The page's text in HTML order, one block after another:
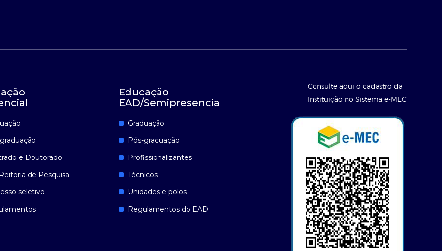
e Doutorado
de Pesquisa
seletivo
Educação
EAD/Semipresencial
Graduação
Pós-graduação
Profissionalizantes
Técnicos
Unidades e polos
Regulamentos do EAD
Consulte aqui o cadastro da
Instituição no Sistema e-MEC